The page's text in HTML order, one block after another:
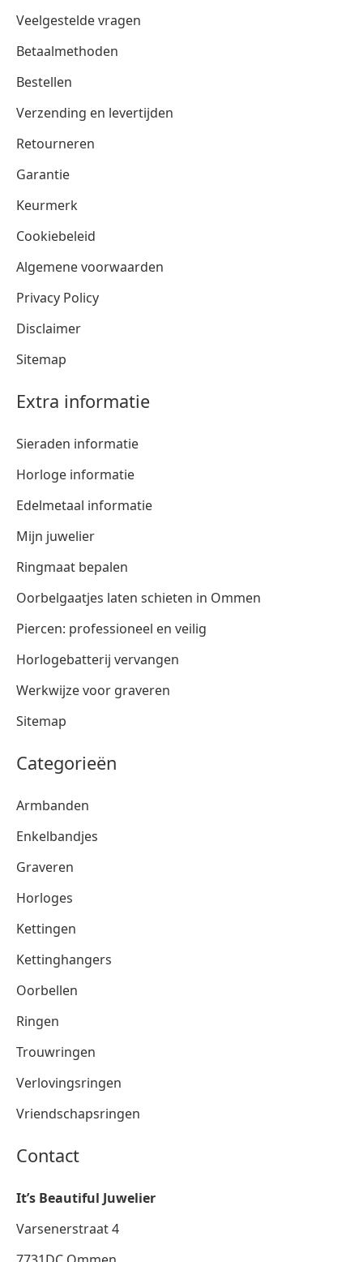
Veelgestelde vragen
Betaalmethoden
Bestellen
Verzending en levertijden
Retourneren
Garantie
Keurmerk
Cookiebeleid
Algemene voorwaarden
Privacy Policy
Disclaimer
Sitemap
Extra informatie
Sieraden informatie
Horloge informatie
Edelmetaal informatie
Mijn juwelier
Ringmaat bepalen
Oorbelgaatjes laten schieten in Ommen
Piercen: professioneel en veilig
Horlogebatterij vervangen
Werkwijze voor graveren
Sitemap
Categorieën
Armbanden
Enkelbandjes
Graveren
Horloges
Kettingen
Kettinghangers
Oorbellen
Ringen
Trouwringen
Verlovingsringen
Vriendschapsringen
Contact
It’s Beautiful Juwelier
Varsenerstraat 4